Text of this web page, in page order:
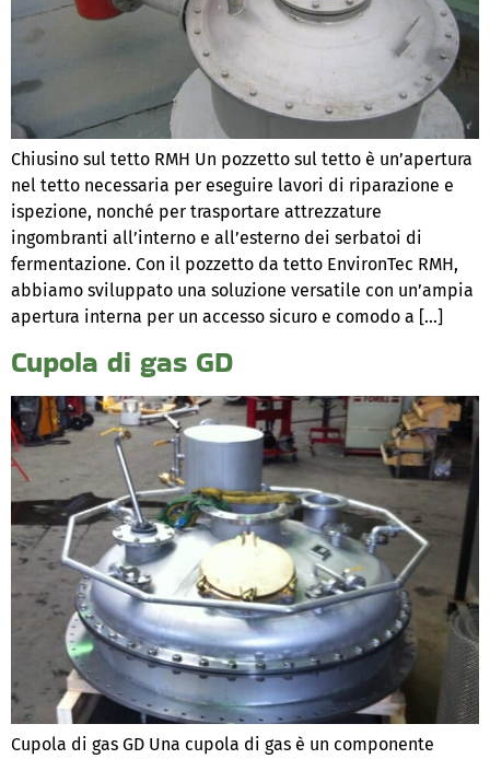
Chiusino sul tetto RMH Un pozzetto sul tetto è un’apertura
nel tetto necessaria per eseguire lavori di riparazione e
ispezione, nonché per trasportare attrezzature
ingombranti all’interno e all’esterno dei serbatoi di
fermentazione. Con il pozzetto da tetto EnvironTec RMH,
abbiamo sviluppato una soluzione versatile con un’ampia
apertura interna per un accesso sicuro e comodo a […]
Cupola di gas GD
Cupola di gas GD Una cupola di gas è un componente